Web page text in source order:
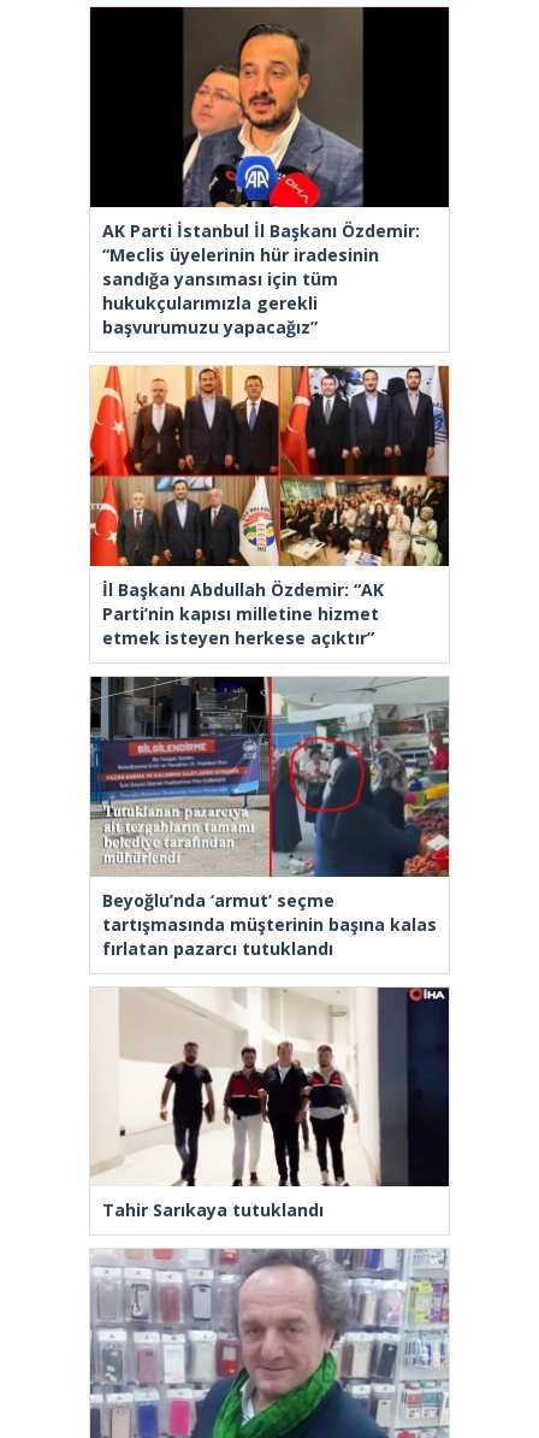
AK Parti İstanbul İl Başkanı Özdemir:
“Meclis üyelerinin hür iradesinin
sandığa yansıması için tüm
hukukçularımızla gerekli
başvurumuzu yapacağız”
İl Başkanı Abdullah Özdemir: “AK
Parti’nin kapısı milletine hizmet
etmek isteyen herkese açıktır”
Beyoğlu’nda ‘armut’ seçme
tartışmasında müşterinin başına kalas
fırlatan pazarcı tutuklandı
Tahir Sarıkaya tutuklandı